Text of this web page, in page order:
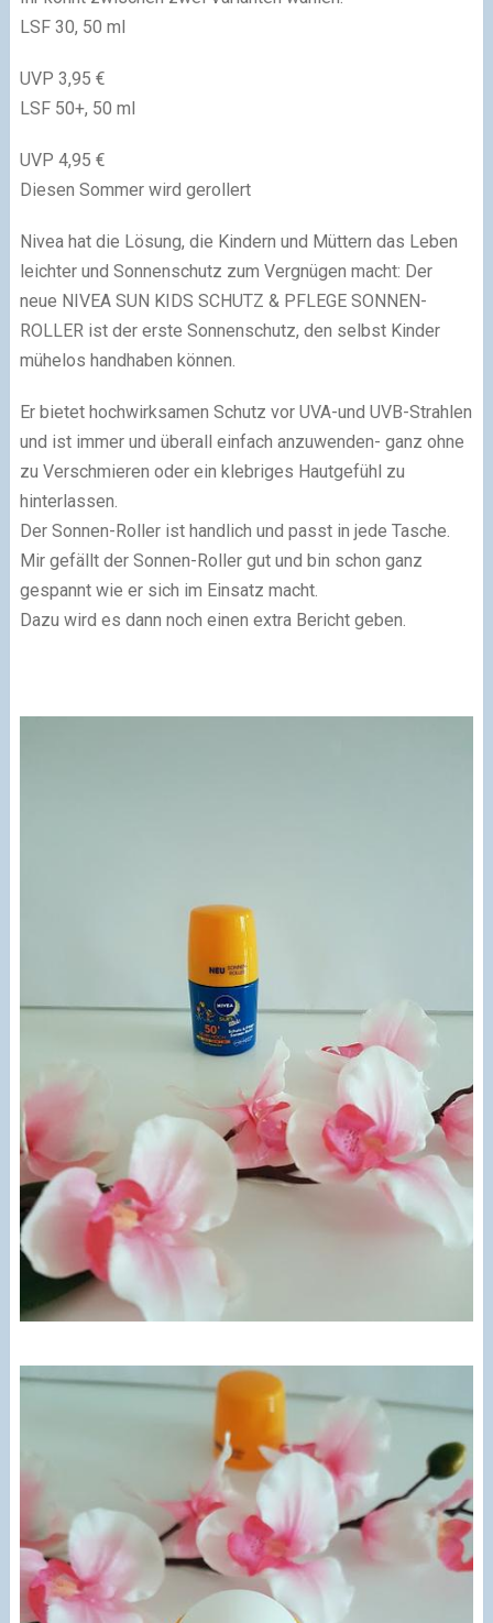
LSF 30, 50 ml
UVP 3,95 €
LSF 50+, 50 ml
UVP 4,95 €
Diesen Sommer wird gerollert
Nivea hat die Lösung, die Kindern und Müttern das Leben
leichter und Sonnenschutz zum Vergnügen macht: Der
neue NIVEA SUN KIDS SCHUTZ & PFLEGE SONNEN-
ROLLER ist der erste Sonnenschutz, den selbst Kinder
mühelos handhaben können.
Er bietet hochwirksamen Schutz vor UVA-und UVB-Strahlen
und ist immer und überall einfach anzuwenden- ganz ohne
zu Verschmieren oder ein klebriges Hautgefühl zu
hinterlassen.
Der Sonnen-Roller ist handlich und passt in jede Tasche.
Mir gefällt der Sonnen-Roller gut und bin schon ganz
gespannt wie er sich im Einsatz macht.
Dazu wird es dann noch einen extra Bericht geben.